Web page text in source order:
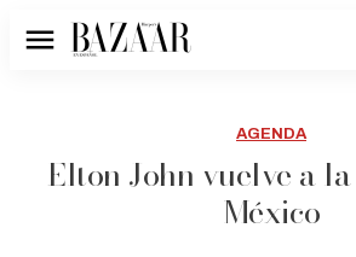
Menú
AGENDA
Elton John vuelve a
México